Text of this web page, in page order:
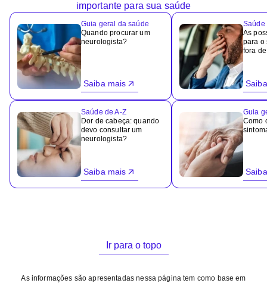
importante para sua saúde
Guia geral da saúde
Quando procurar um
neurologista?
Saiba mais
Saúde de A-Z
Dor de cabeça: quando
devo consultar um
neurologista?
Saiba mais
Saúde
As
para o
fora
Guia
Como
Ir para o topo
As informações são apresentadas nessa página tem como base em